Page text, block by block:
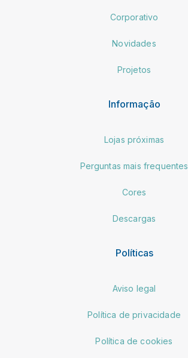
Corporativo
Novidades
Projetos
Informação
Lojas próximas
Perguntas mais frequentes
Cores
Descargas
Políticas
Aviso legal
Política de privacidade
Política de cookies